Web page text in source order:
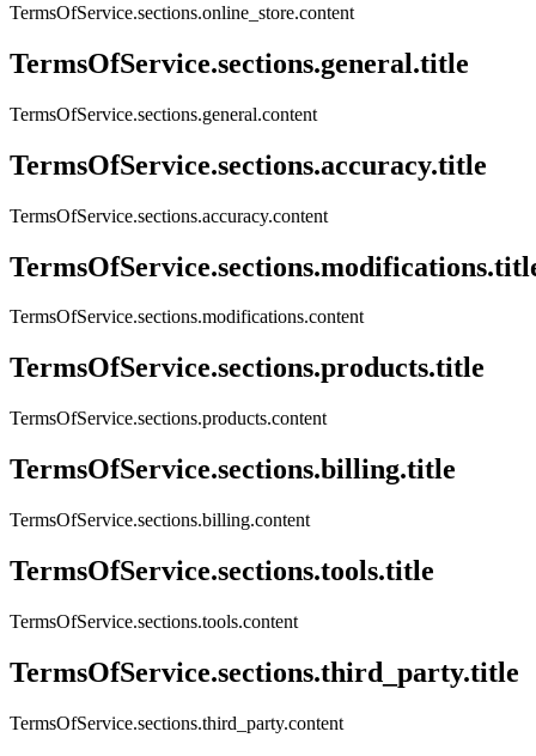
TermsOfService.sections.online_store.content
TermsOfService.sections.general.title
TermsOfService.sections.general.content
TermsOfService.sections.accuracy.title
TermsOfService.sections.accuracy.content
TermsOfService.sections.modifications.content
TermsOfService.sections.products.title
TermsOfService.sections.products.content
TermsOfService.sections.billing.title
TermsOfService.sections.billing.content
TermsOfService.sections.tools.title
TermsOfService.sections.tools.content
TermsOfService.sections.third_party.title
TermsOfService.sections.third_party.content